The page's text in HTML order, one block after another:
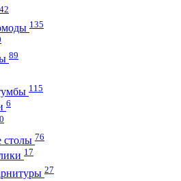
42
135
89
115
6
столы 76
17
27